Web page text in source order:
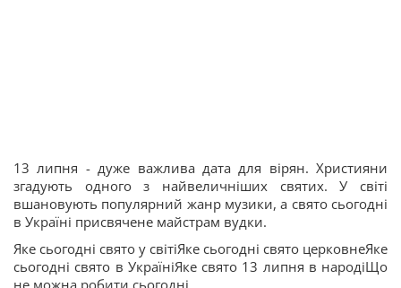
13 липня - дуже важлива дата для вірян. Християни
згадують одного з найвеличніших святих. У світі
вшановують популярний жанр музики, а свято сьогодні
в Україні присвячене майстрам вудки.
Яке сьогодні свято у світіЯке сьогодні свято церковнеЯке
сьогодні свято в УкраїніЯке свято 13 липня в народіЩо
не можна робити сьогодні